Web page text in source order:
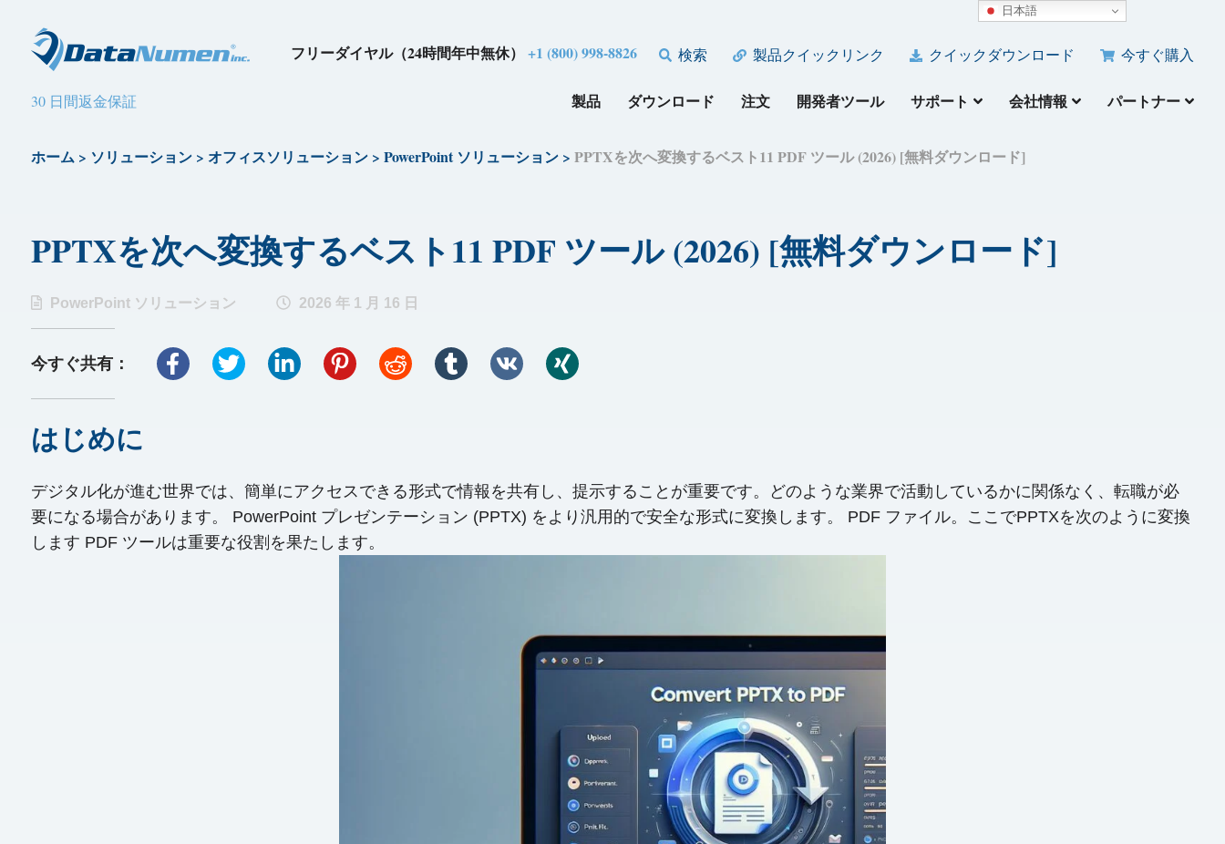
フリーダイヤル（24時間年中無休）+1 (800) 998-8826 検索 製品クイックリンク クイックダウンロード 今すぐ購入
30 日間返金保証 製品 ダウンロード 注文 開発者ツール サポート 会社情報 パートナー
ホーム> ソリューション> オフィスソリューション> PowerPoint ソリューション> PPTXを次へ変換するベスト11 PDF ツール (2026) [無料ダウンロード]
PPTXを次へ変換するベスト11 PDF ツール (2026) [無料ダウンロード]
PowerPoint ソリューション 2026 年 1 月 16 日
今すぐ共有：
はじめに
デジタル化が進む世界では、簡単にアクセスできる形式で情報を共有し、提示することが重要です。どのような業界で活動しているかに関係なく、転職が必
要になる場合があります。 PowerPoint プレゼンテーション (PPTX) をより汎用的で安全な形式に変換します。 PDF ファイル。ここでPPTXを次のように変換
します PDF ツールは重要な役割を果たします。
日本語